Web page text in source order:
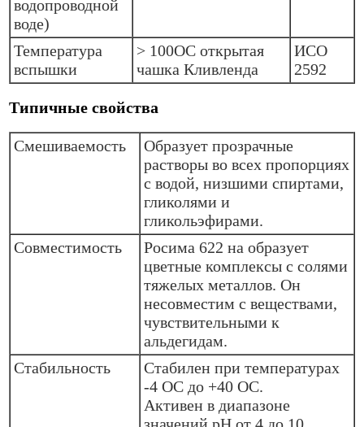
водопроводной
воде)
Температура
вспышки
> 100OC открытая
чашка Кливленда
ИСО
2592
Типичные свойства
Смешиваемость
Образует прозрачные
растворы во всех пропорциях
с водой, низшими спиртами,
гликолями и
гликольэфирами.
Совместимость
Росима 622 на образует
цветные комплексы с солями
тяжелых металлов. Он
несовместим с веществами,
чувствительными к
альдегидам.
Стабильность
Стабилен при температурах
-4 ОС до +40 ОС.
Активен в диапазоне